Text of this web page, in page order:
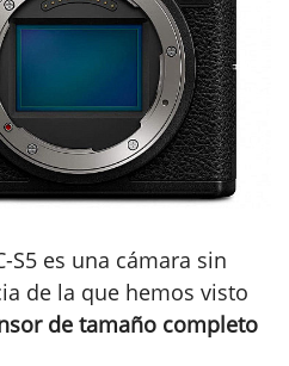
S5 es una cámara sin
de la que hemos visto
de tamaño completo